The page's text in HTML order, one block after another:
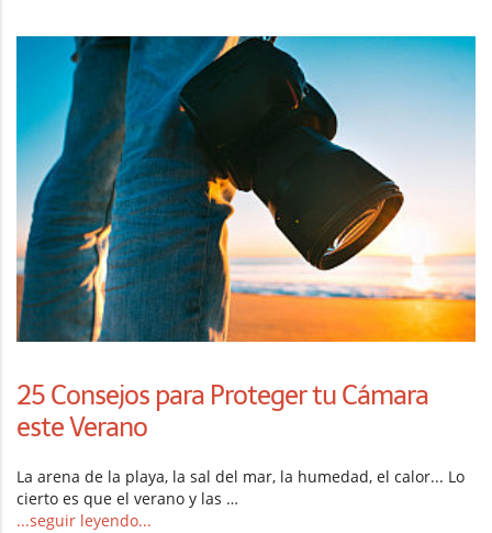
25 Consejos para Proteger tu Cámara
este Verano
La arena de la playa, la sal del mar, la humedad, el calor... Lo
cierto es que el verano y las …
...seguir leyendo...